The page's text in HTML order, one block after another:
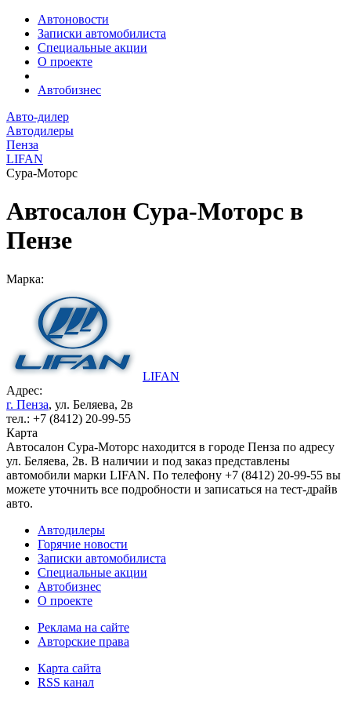
Автоновости
Записки автомобилиста
Специальные акции
О проекте
Автобизнес
Авто-дилер
Автодилеры
Пенза
LIFAN
Сура-Моторс
Автосалон Сура-Моторс в
Пензе
Марка:
LIFAN
Адрес:
г. Пенза, ул. Беляева, 2в
тел.: +7 (8412) 20-99-55
Карта
Автосалон Сура-Моторс находится в городе Пенза по адресу
ул. Беляева, 2в. В наличии и под заказ представлены
автомобили марки LIFAN. По телефону +7 (8412) 20-99-55 вы
можете уточнить все подробности и записаться на тест-драйв
авто.
Автодилеры
Горячие новости
Записки автомобилиста
Специальные акции
Автобизнес
О проекте
Реклама на сайте
Авторские права
Карта сайта
RSS канал